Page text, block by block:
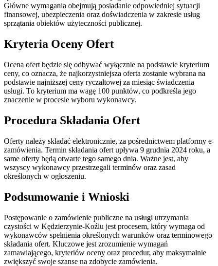
Główne wymagania obejmują posiadanie odpowiedniej sytuacji
finansowej, ubezpieczenia oraz doświadczenia w zakresie usług
sprzątania obiektów użyteczności publicznej.
Kryteria Oceny Ofert
Ocena ofert będzie się odbywać wyłącznie na podstawie kryterium
ceny, co oznacza, że najkorzystniejsza oferta zostanie wybrana na
podstawie najniższej ceny ryczałtowej za miesiąc świadczenia
usługi. To kryterium ma wagę 100 punktów, co podkreśla jego
znaczenie w procesie wyboru wykonawcy.
Procedura Składania Ofert
Oferty należy składać elektronicznie, za pośrednictwem platformy e-
zamówienia. Termin składania ofert upływa 9 grudnia 2024 roku, a
same oferty będą otwarte tego samego dnia. Ważne jest, aby
wszyscy wykonawcy przestrzegali terminów oraz zasad
określonych w ogłoszeniu.
Podsumowanie i Wnioski
Postępowanie o zamówienie publiczne na usługi utrzymania
czystości w Kędzierzynie-Koźlu jest procesem, który wymaga od
wykonawców spełnienia określonych warunków oraz terminowego
składania ofert. Kluczowe jest zrozumienie wymagań
zamawiającego, kryteriów oceny oraz procedur, aby maksymalnie
zwiększyć swoje szanse na zdobycie zamówienia.